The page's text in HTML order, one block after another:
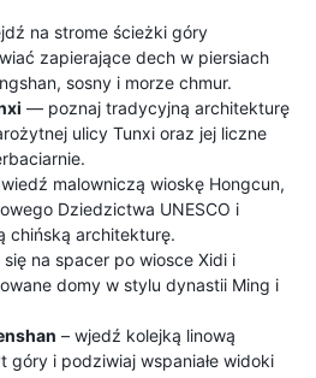
na strome ścieżki góry
zapierające dech w piersiach
sosny i morze chmur.
— poznaj tradycyjną architekturę
ulicy Tunxi oraz jej liczne
malowniczą wioskę Hongcun,
Dziedzictwa UNESCO i
chińską architekturę.
na spacer po wiosce Xidi i
domy w stylu dynastii Ming i
– wjedź kolejką linową
góry i podziwiaj wspaniałe widoki